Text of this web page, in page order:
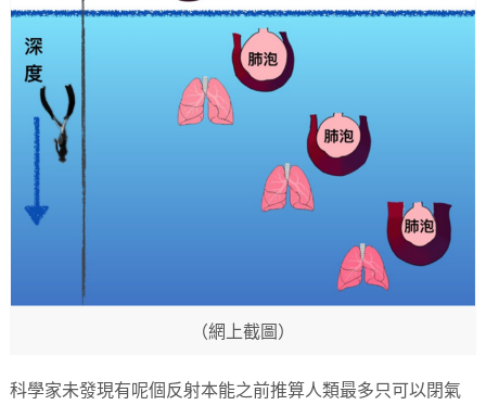
（網上截圖）
科學家未發現有呢個反射本能之前推算人類最多只可以閉氣